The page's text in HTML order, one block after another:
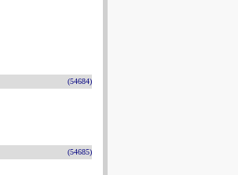
(54684)
(54685)